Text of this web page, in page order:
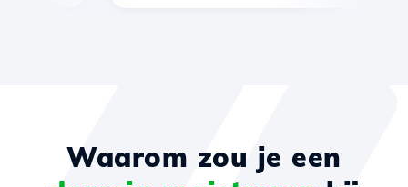
Waarom zou je een